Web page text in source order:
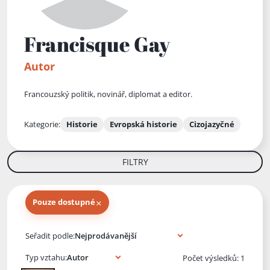
Francisque Gay
Autor
Francouzský politik, novinář, diplomat a editor.
Kategorie: Historie Evropská historie Cizojazyčné
FILTRY
Pouze dostupné×
Seřadit podle:
Typ vztahu:
Počet výsledků: 1